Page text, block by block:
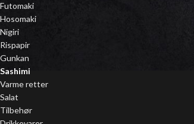
Futomaki
Hosomaki
Nigiri
Rispapir
Gunkan
Sashimi
Varme retter
Salat
Tilbehør